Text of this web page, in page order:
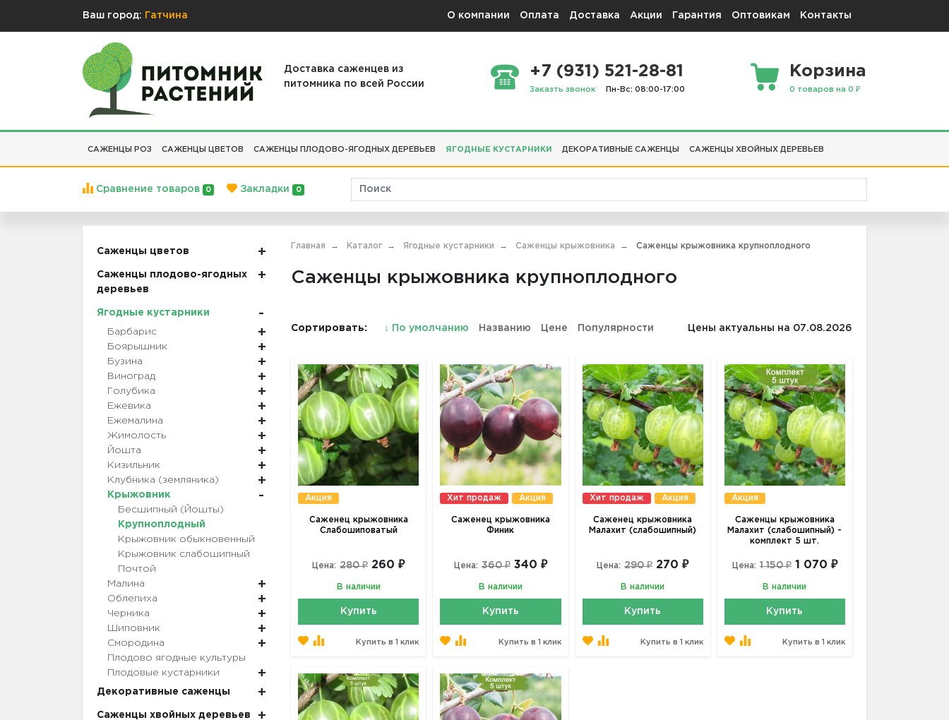
Ваш город: Гатчина О компании Оплата Доставка Акции Гарантия Оптовикам Контакты
Доставка саженцев из
питомника по всей России
+7 (931) 521-28-81
Заказть звонок Пн-Вс: 08:00-17:00
Корзина
0 товаров на 0 ₽
САЖЕНЦЫ РОЗ САЖЕНЦЫ ЦВЕТОВ САЖЕНЦЫ ПЛОДОВО-ЯГОДНЫХ ДЕРЕВЬЕВ ЯГОДНЫЕ КУСТАРНИКИ ДЕКОРАТИВНЫЕ САЖЕНЦЫ САЖЕНЦЫ ХВОЙНЫХ ДЕРЕВЬЕВ
Сравнение товаров 0 Закладки 0
Саженцы цветов
Саженцы плодово-ягодных
деревьев
Ягодные кустарники
Барбарис
Боярышник
Бузина
Виноград
Голубика
Ежевика
Ежемалина
Жимолость
Йошта
Кизильник
Клубника (земляника)
Крыжовник
Бесшипный (Йошты)
Крупноплодный
Крыжовник обыкновенный
Крыжовник слабошипный
Почтой
Малина
Облепиха
Черника
Шиповник
Смородина
Плодово ягодные культуры
Плодовые кустарники
Декоративные саженцы
Саженцы хвойных деревьев
Главная Каталог Ягодные кустарники Саженцы крыжовника Саженцы крыжовника крупноплодного
Саженцы крыжовника крупноплодного
Сортировать: ↓ По умолчанию Названию Цене Популярности Цены актуальны на 07.08.2026
Акция
Саженец крыжовника
Слабошиповатый
Цена: 280 ₽ 260 ₽
В наличии
Купить
Купить в 1 клик
Хит продаж Акция
Саженец крыжовника
Финик
Цена: 360 ₽ 340 ₽
В наличии
Купить
Купить в 1 клик
Хит продаж Акция
Саженец крыжовника
Малахит (слабошипный)
Цена: 290 ₽ 270 ₽
В наличии
Купить
Купить в 1 клик
Акция
Саженцы крыжовника
Малахит (слабошипный) -
комплект 5 шт.
Цена: 1 150 ₽ 1 070 ₽
В наличии
Купить
Купить в 1 клик